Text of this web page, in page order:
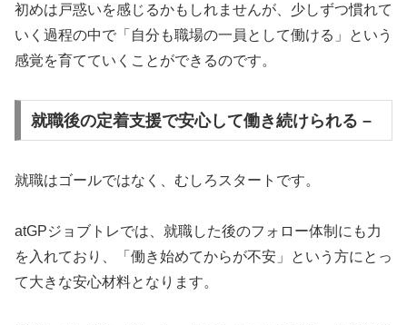
初めは戸惑いを感じるかもしれませんが、少しずつ慣れて
いく過程の中で「自分も職場の一員として働ける」という
感覚を育てていくことができるのです。
就職後の定着支援で安心して働き続けられる –
就職はゴールではなく、むしろスタートです。
atGPジョブトレでは、就職した後のフォロー体制にも力
を入れており、「働き始めてからが不安」という方にとっ
て大きな安心材料となります。